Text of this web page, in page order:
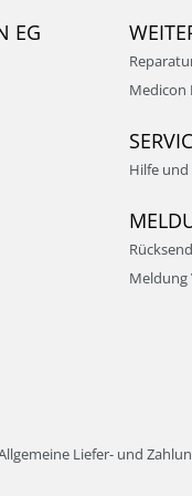
EG
Medicon
Hilfe
Liefer- und